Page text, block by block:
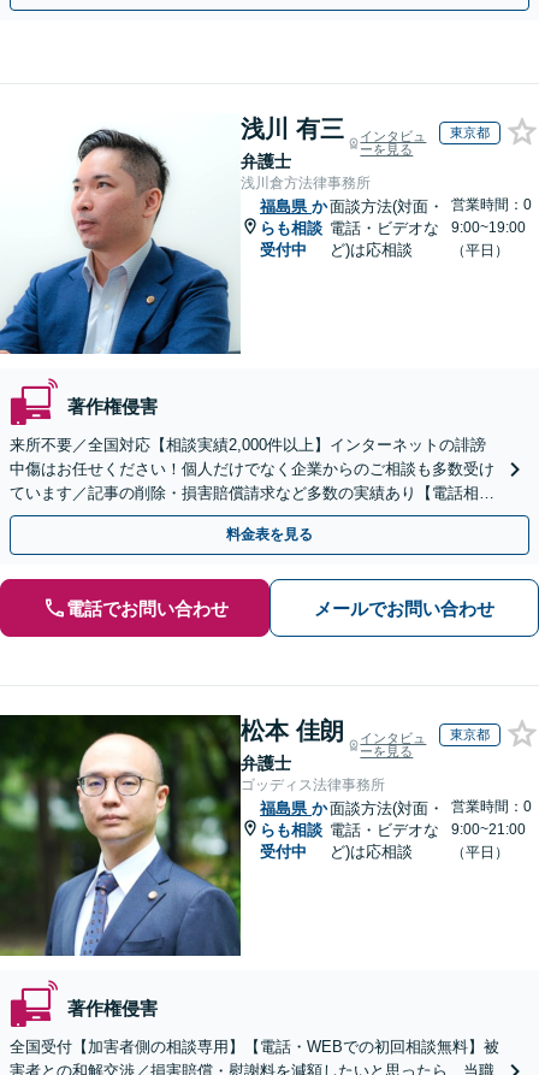
浅川 有三
弁護士
インタビュ
ーを見る
東京都
浅川倉方法律事務所
福島県 か
らも相談
受付中
面談方法(対面・
電話・ビデオな
ど)は応相談
営業時間：0
9:00~19:00
（平日）
著作権侵害
来所不要／全国対応【相談実績2,000件以上】インターネットの誹謗
中傷はお任せください！個人だけでなく企業からのご相談も多数受け
ています／記事の削除・損害賠償請求など多数の実績あり【電話相談
可】【初回相談無料】【夜間休日面談可】
料金表を見る
電話でお問い合わせ メールでお問い合わせ
松本 佳朗
弁護士
インタビュ
ーを見る
東京都
ゴッディス法律事務所
福島県 か
らも相談
受付中
面談方法(対面・
電話・ビデオな
ど)は応相談
営業時間：0
9:00~21:00
（平日）
著作権侵害
全国受付【加害者側の相談専用】【電話・WEBでの初回相談無料】被
害者との和解交渉／損害賠償・慰謝料を減額したいと思ったら、当職